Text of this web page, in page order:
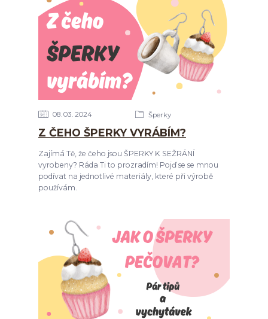
08 03 2024 Šperky
Z ČEHO ŠPERKY VYRÁBÍM?
Zajímá Tě, že čeho jsou ŠPERKY K SEŽRÁNÍ
vyrobeny? Ráda Ti to prozradím! Pojď se se mnou
podívat na jednotlivé materiály, které při výrobě
používám.